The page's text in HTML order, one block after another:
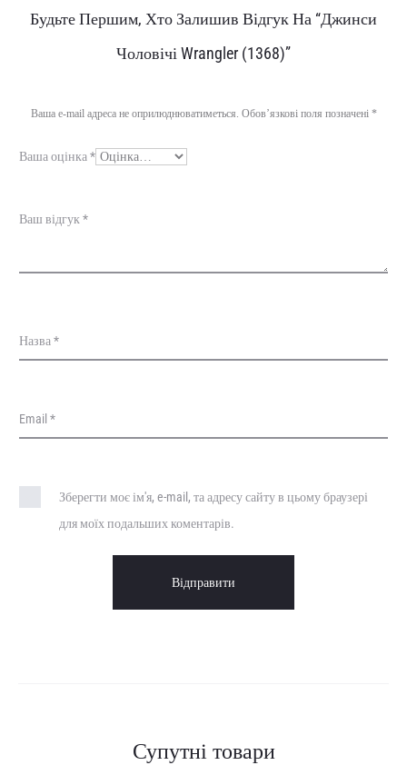
В
у
и
Будьте Першим, Хто Залишив Відгук На “Джинси
Чоловічі Wrangler (1368)”
Ваша e-mail адреса не оприлюднюватиметься. Обов’язкові поля позначені *
Ваша оцінка*
Ваш відгук *
Назва*
Email *
Зберегти моє ім'я, e-mail, та адресу сайту в цьому браузері
для моїх подальших коментарів.
Супутні товари